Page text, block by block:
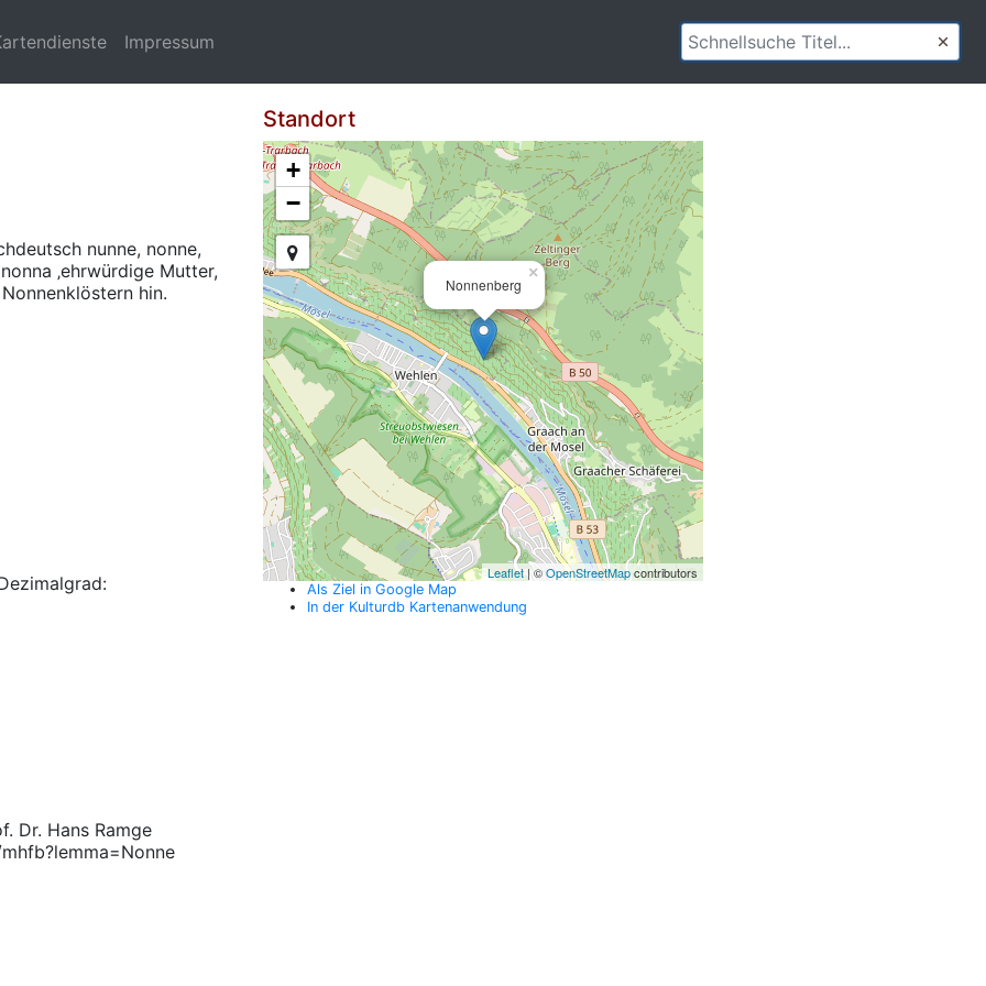
Impressum
nunne, nonne,
‚ehrwürdige Mutter,
hin.
Dr. Hans Ramge
Standort
Nonnenberg
×
+
−
Leaflet| ©OpenStreetMapcontributors
Als Ziel in Google Map
In der Kulturdb Kartenanwendung